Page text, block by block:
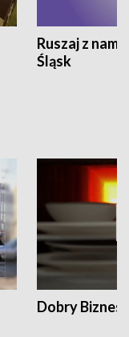
Ruszaj z
Śląsk
Dobry Biznes